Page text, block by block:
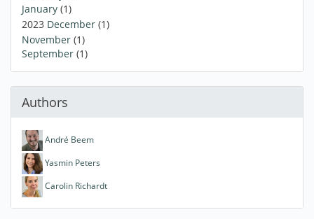
January (1)
2023 December (1)
November (1)
September (1)
Authors
André Beem
Yasmin Peters
Carolin Richardt